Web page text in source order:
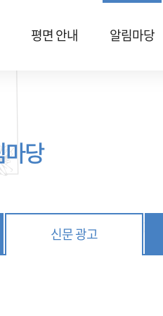
평면 안내 알림마당
당
신문 광고